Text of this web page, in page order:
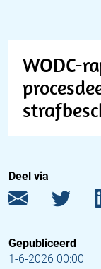
WODC-
Deel via
Gepubliceerd
1-6-2026 00:00